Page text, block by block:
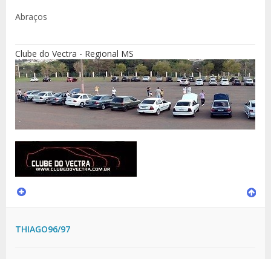
Abraços
Clube do Vectra - Regional MS
THIAGO96/97